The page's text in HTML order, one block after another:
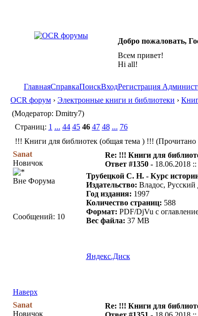
Добро пожаловать,
Всем привет!
Hi all!
ГлавнаяСправкаПоискВходРегистрация
OCR форум › Электронные книги и библиотеки ›
(Модератор: Dmitry7)
Страниц: 1 ... 44 45 46 47 48 ... 76
!!! Книги для библиотек (общая тема ) !!! (Прочитано
Sanat
Новичок
Вне Форума
Сообщений: 10
Re: !!! Книги для
Ответ #1350 - 18.06.2018
Трубецкой С. Н. - Курс
Издательство: Владос, Русский
Год издания: 1997
Количество страниц: 588
Формат: PDF/DjVu с
Вес файла: 37 MB
Яндекс.Диск
Наверх
Sanat
Новичок
Re: !!! Книги для